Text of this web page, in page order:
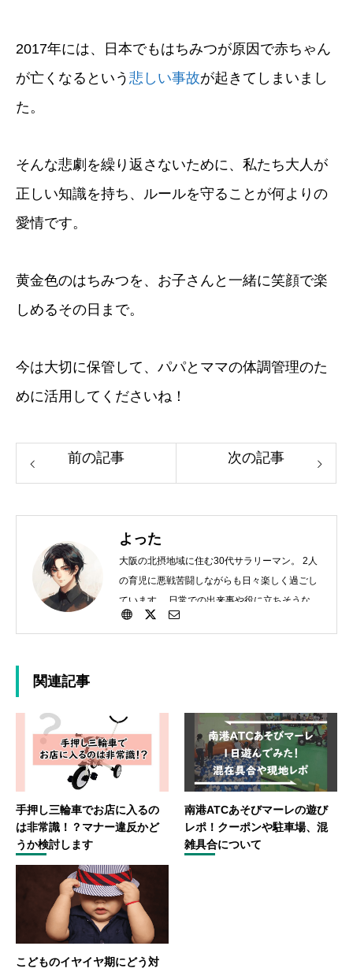
2017年には、日本でもはちみつが原因で赤ちゃん
が亡くなるという 悲しい事故が起きてしまいまし
た。
そんな悲劇を繰り返さないために、私たち大人が
正しい知識を持ち、ルールを守ることが何よりの
愛情です。
黄金色のはちみつを、お子さんと一緒に笑顔で楽
しめるその日まで。
今は大切に保管して、パパとママの体調管理のた
めに活用してくださいね！
前の記事 次の記事
よった
大阪の北摂地域に住む30代サラリーマン。 2人
の育児に悪戦苦闘しながらも日々楽しく過ごし
ています。 日常での出来事や役に立ちそうなこ
とを細々投稿していきます。
関連記事
手押し三輪車でお店に入るの
は非常識！？マナー違反かど
うか検討します
南港ATCあそびマーレの遊び
レポ！クーポンや駐車場、混
雑具合について
こどものイヤイヤ期にどう対